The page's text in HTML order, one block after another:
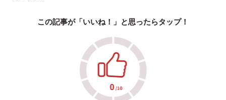
この記事が「いいね！」と思ったらタップ！